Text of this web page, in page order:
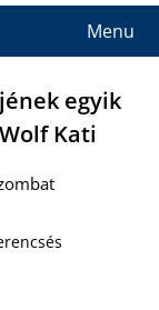
Menu
egyik
Kati